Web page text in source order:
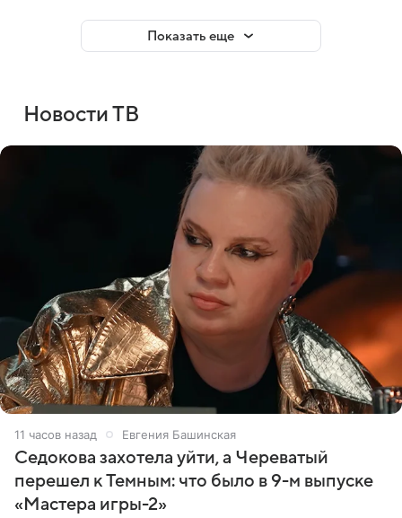
Показать еще
Новости ТВ
11 часов назад Евгения Башинская
Седокова захотела уйти, а Череватый
перешел к Темным: что было в 9-м выпуске
«Мастера игры-2»